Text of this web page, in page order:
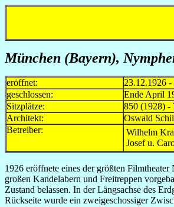
München (Bayern),
eröffnet: 23.12.1926
geschlossen:
Ende April
Sitzplätze:
850 (1928) -
Architekt:
Oswald
Betreiber:
Wilhelm
Josef u.
1926 eröffnete eines der größten
großen Kandelabern und Freitreppen
Zustand belassen. In der Längsachse des
Rückseite wurde ein zweigeschossiger